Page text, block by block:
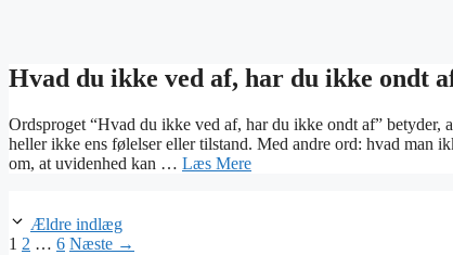
Hvad du ikke ved af, har du ikke ondt
Ordsproget “Hvad du ikke ved af, har du ikke ondt af” betyder,
heller ikke ens følelser eller tilstand. Med andre ord: hvad man
om, at uvidenhed kan … Læs Mere
Ældre indlæg
Side
1 Side
2 … Side
6 Næste →